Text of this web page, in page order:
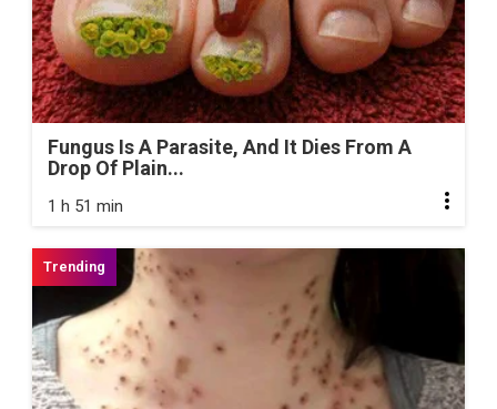
Fungus Is A Parasite, And It Dies From A
Drop Of Plain...
1 h 51 min